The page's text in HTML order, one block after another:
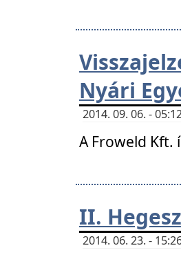
Nyári
2014. 09. 06. -
A Froweld
II.
2014. 06. 23. -